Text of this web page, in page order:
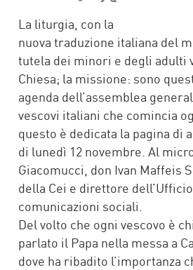
FACEBOOK
TWITTER
La liturgia, con la
nuova traduzione italiana del
tutela dei minori e degli adulti
Chiesa; la missione: sono
agenda dell’assemblea
vescovi italiani che comincia
questo è dedicata la pagina di
di lunedì 12 novembre. Al
Giacomucci, don Ivan Maffeis
della Cei e direttore
comunicazioni sociali.
Del volto che ogni vescovo è
parlato il Papa nella messa a
dove ha ribadito l’importanza